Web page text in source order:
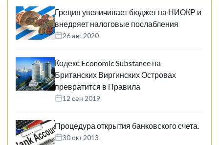
Греция увеличивает бюджет на НИОКР и
внедряет налоговые послабления
26 авг 2020
Кодекс Economic Substance на
Британских Виргинских Островах
превратится в Правила
12 сен 2019
Процедура открытия банковского счета.
30 окт 2013